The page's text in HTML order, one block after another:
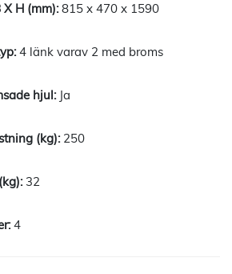
815 x 470 x 1590
4 länk varav 2 med broms
Ja
250
32
4